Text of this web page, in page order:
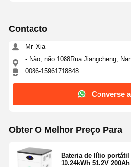
compartilhando do banco do
bomba de água de painel solar
Contacto
Mr. Xia
- Não, não.1088Rua Jiangcheng,
0086-15961718848
Converse
Obter O Melhor Preço Para
Bateria de lítio
10.24kWh 51.2V